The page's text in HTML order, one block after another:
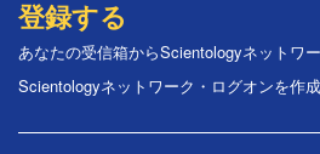
登録する
あなたの受信箱からScientologyネットワ
Scientologyネットワーク・ログオンを作成